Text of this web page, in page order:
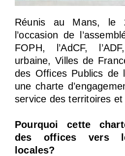
Réunis au Mans, le
l’occasion de
FOPH, l’AdCF,
urbaine, Villes de
des Offices Publics de
une charte
service des territoires et
Pourquoi cette
des offices vers
locales?